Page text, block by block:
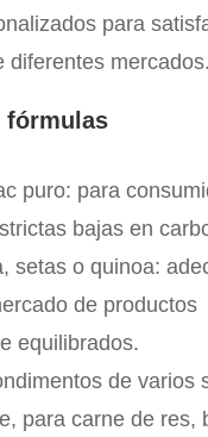
para
diferentes mercados.
fórmulas
puro: para
bajas en
setas o quinoa:
de productos
equilibrados.
de varios
para carne de res,